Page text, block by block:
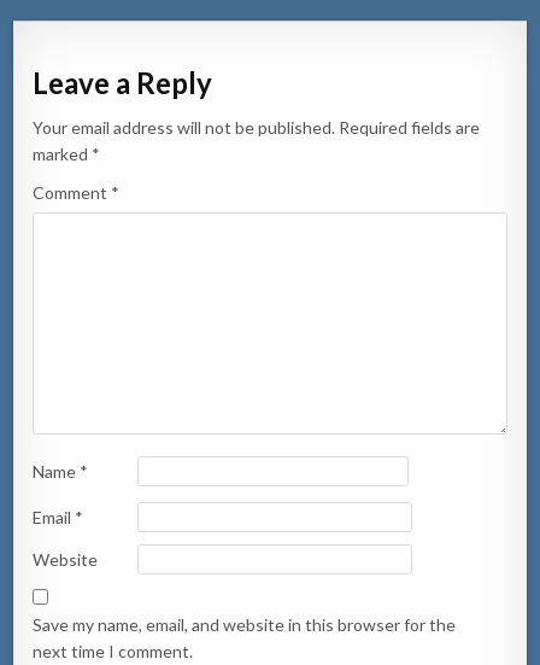
Leave a Reply
Your email address will not be published. Required fields are
marked *
Comment *
Name *
Email *
Website
Save my name, email, and website in this browser for the
next time I comment.